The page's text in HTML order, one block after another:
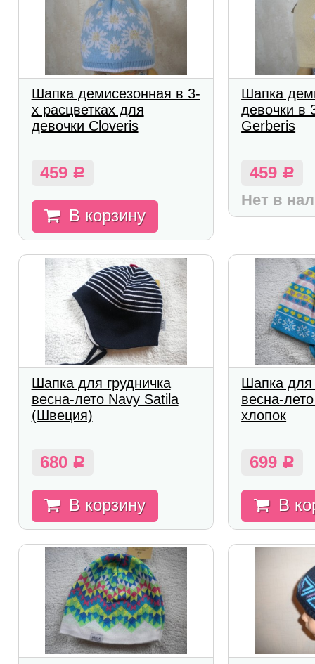
Шапка демисезонная в 3-
х расцветках для
девочки Cloveris
459 Р
В корзину
Шапка
девочки в
Gerberis
459 Р
Нет в
Шапка для грудничка
весна-лето Navy Satila
(Швеция)
680 Р
В корзину
Шапка для
весна-
хлопок
699 Р
В